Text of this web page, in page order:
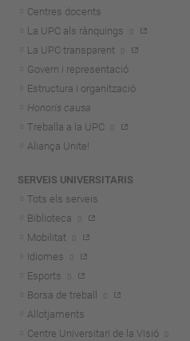
Centres docents
La UPC als rànquings
La UPC transparent
Govern i representació
Estructura i organització
Honoris causa
Treballa a la UPC
Aliança Unite!
SERVEIS UNIVERSITARIS
Tots els serveis
Biblioteca
Mobilitat
Idiomes
Esports
Borsa de treball
Allotjaments
Centre Universitari de la Visió